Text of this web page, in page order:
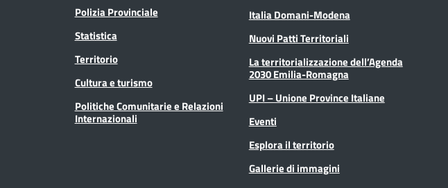
Polizia Provinciale
Statistica
Territorio
Cultura e turismo
Politiche Comunitarie e Relazioni
Internazionali
Italia Domani-Modena
Nuovi Patti Territoriali
La territorializzazione dell’Agenda
2030 Emilia-Romagna
UPI – Unione Province Italiane
Eventi
Esplora il territorio
Gallerie di immagini